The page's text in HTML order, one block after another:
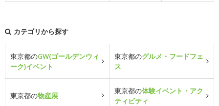
カテゴリから探す
東京都のGW(ゴールデンウィ
ーク)イベント
東京都のグルメ・フードフェ
ス
東京都の物産展
東京都の体験イベント・アク
ティビティ